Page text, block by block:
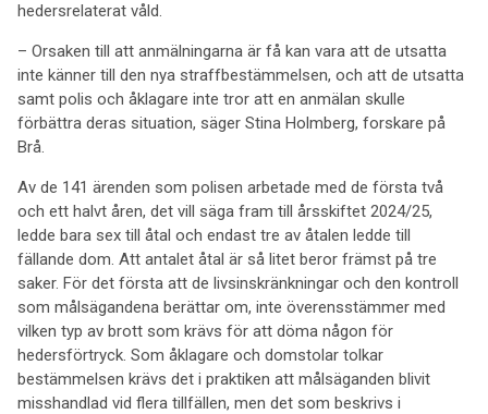
hedersrelaterat våld.
– Orsaken till att anmälningarna är få kan vara att de utsatta
inte känner till den nya straffbestämmelsen, och att de utsatta
samt polis och åklagare inte tror att en anmälan skulle
förbättra deras situation, säger Stina Holmberg, forskare på
Brå.
Av de 141 ärenden som polisen arbetade med de första två
och ett halvt åren, det vill säga fram till årsskiftet 2024/25,
ledde bara sex till åtal och endast tre av åtalen ledde till
fällande dom. Att antalet åtal är så litet beror främst på tre
saker. För det första att de livsinskränkningar och den kontroll
som målsägandena berättar om, inte överensstämmer med
vilken typ av brott som krävs för att döma någon för
hedersförtryck. Som åklagare och domstolar tolkar
bestämmelsen krävs det i praktiken att målsäganden blivit
misshandlad vid flera tillfällen, men det som beskrivs i